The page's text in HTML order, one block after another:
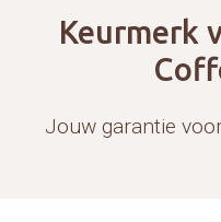
Keurmerk
Jouw garantie